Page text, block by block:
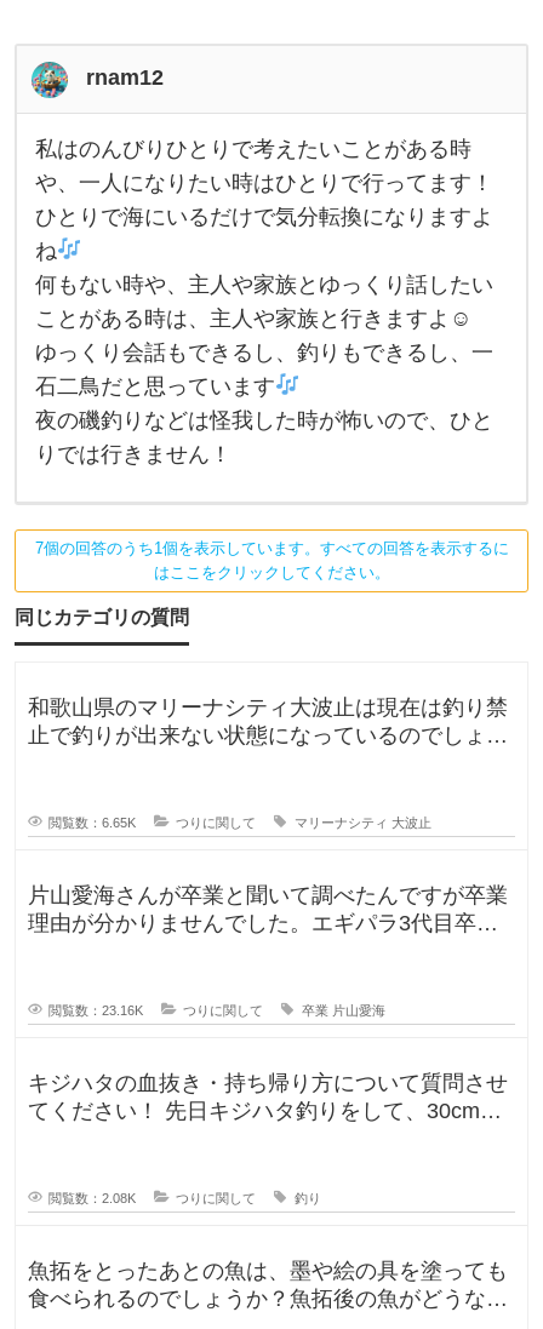
ク
テ
ビ
テ
ィ
な
rnam12
私
は
の
ん
び
り
ひ
と
り
で
考
え
た
い
こ
と
が
る
時
や
一
人
に
な
い
時
は
で
私はのんびりひとりで考えたいことがある時
や、一人になりたい時はひとりで行ってます！
ひとりで海にいるだけで気分転換になりますよ
ね
何もない時や、主人や家族とゆっくり話したい
ことがある時は、主人や家族と行きますよ☺︎
ゆっくり会話もできるし、釣りもできるし、一
石二鳥だと思っています
夜の磯釣りなどは怪我した時が怖いので、ひと
りでは行きません！
7個の回答のうち1個を表示しています。すべての回答を表示するに
はここをクリックしてください。
同じカテゴリの質問
和歌山県のマリーナシティ大波止は現在は釣り禁
止で釣りが出来ない状態になっているのでしょう
閲覧数：6.65K つりに関して マリーナシティ 大波止
片山愛海さんが卒業と聞いて調べたんですが卒業
理由が分かりませんでした。エギパラ3代目卒業
閲覧数：23.16K つりに関して 卒業 片山愛海
キジハタの血抜き・持ち帰り方について質問させ
てください！ 先日キジハタ釣りをして、30cm台
閲覧数：2.08K つりに関して 釣り
魚拓をとったあとの魚は、墨や絵の具を塗っても
食べられるのでしょうか？魚拓後の魚がどうなる